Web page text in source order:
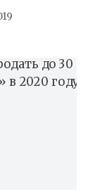
Kuo